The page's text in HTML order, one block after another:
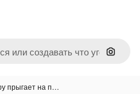
Поиск
прыгает на п…